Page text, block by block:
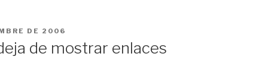
DE 2006
de mostrar enlaces